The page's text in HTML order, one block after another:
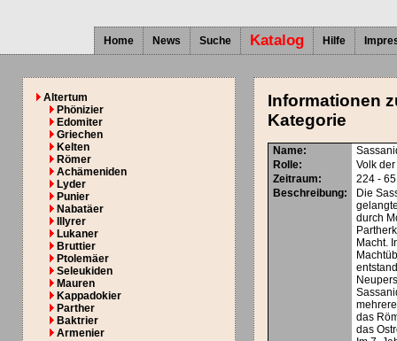
Home News Suche Katalog Hilfe
Altertum
Phönizier
Edomiter
Griechen
Kelten
Römer
Achämeniden
Lyder
Punier
Nabatäer
Illyrer
Lukaner
Bruttier
Ptolemäer
Seleukiden
Mauren
Kappadokier
Parther
Baktrier
Armenier
Informationen
Kategorie
Name:
Rolle:
Volk
Zeitraum:
224 -
Beschreibung:
Die
durch
Macht.
das
das